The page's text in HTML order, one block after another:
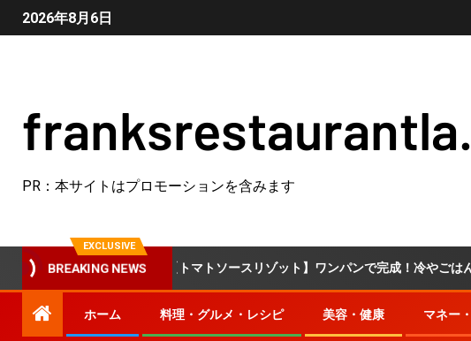
2026年8月6日
PR：本サイトはプロモーションを含みます
EXCLUSIVE
BREAKING NEWS
【トマトソースリゾット】ワンパンで完成！冷やごはんで簡単10分♪
ホーム 料理・グルメ・レシピ 美容・健康 マネー